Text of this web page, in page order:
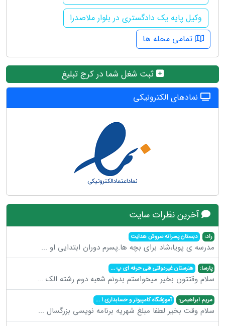
وکیل پایه یک دادگستری در بلوار ملاصدرا
تمامی محله ها
ثبت شغل شما در کرج تبلیغ
نمادهای الکترونیکی
آخرین نظرات سایت
راد: دبستان پسرانه سروش هدایت
مدرسه ی پویا،شاد برای بچه ها.پسرم دوران ابتدایی او ...
پارسا: هنرستان غیردولتی فنی حرفه ای پ...
سلام وقتتون بخیر میخواستم بدونم شعبه دوم رشته الک ...
مریم ابراهیمی: آموزشگاه کامپیوتر و حسابداری ا...
سلام وقت بخیر لطفا مبلغ شهریه برنامه نویسی بزرگسال ...